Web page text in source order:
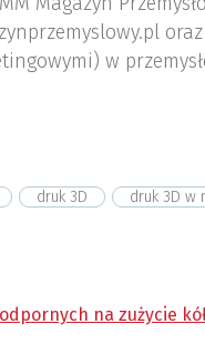
w
druk 3D druk 3D w